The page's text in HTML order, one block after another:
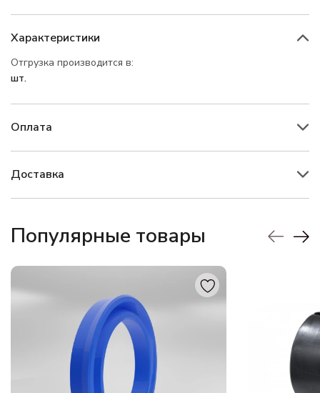
Характеристики
Отгрузка производится в:
шт.
Оплата
Доставка
Популярные товары